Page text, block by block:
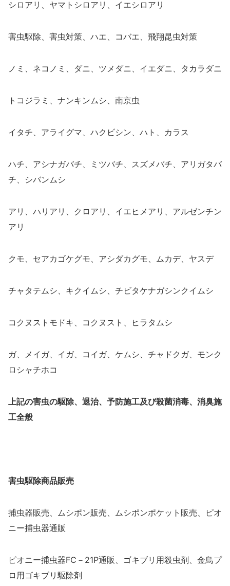
シロアリ、ヤマトシロアリ、イエシロアリ
害虫駆除、害虫対策、ハエ、コバエ、飛翔昆虫対策
ノミ、ネコノミ、ダニ、ツメダニ、イエダニ、タカラダニ
トコジラミ、ナンキンムシ、南京虫
イタチ、アライグマ、ハクビシン、ハト、カラス
ハチ、アシナガバチ、ミツバチ、スズメバチ、アリガタバ
チ、シバンムシ
アリ、ハリアリ、クロアリ、イエヒメアリ、アルゼンチン
アリ
クモ、セアカゴケグモ、アシダカグモ、ムカデ、ヤスデ
チャタテムシ、キクイムシ、チビタケナガシンクイムシ
コクヌストモドキ、コクヌスト、ヒラタムシ
ガ、メイガ、イガ、コイガ、ケムシ、チャドクガ、モンク
ロシャチホコ
上記の害虫の駆除、退治、予防施工及び殺菌消毒、消臭施
工全般
害虫駆除商品販売
捕虫器販売、ムシポン販売、ムシポンポケット販売、ピオ
ニー捕虫器通販
ピオニー捕虫器FC－21P通販、ゴキブリ用殺虫剤、金鳥プ
ロ用ゴキブリ駆除剤